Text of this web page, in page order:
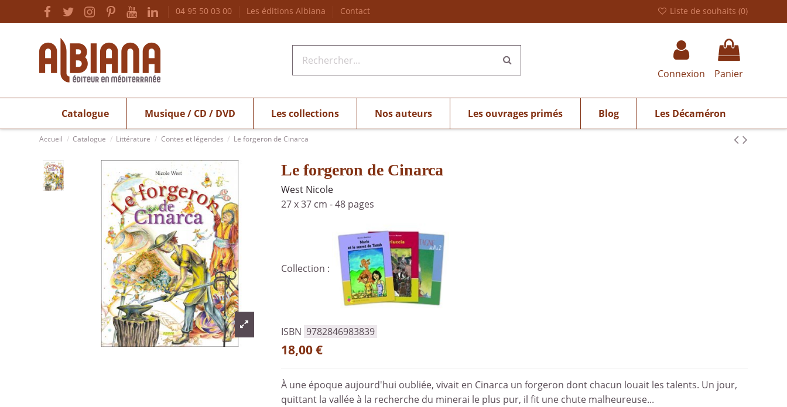
04 95 50 03 00 Les éditions Albiana Contact Liste de souhaits (0)
Connexion Panier
Catalogue Musique / CD / DVD Les collections Nos auteurs Les ouvrages primés Blog Les Décaméron
Accueil Catalogue Littérature Contes et légendes Le forgeron de Cinarca
Le forgeron de Cinarca
West Nicole
27 x 37 cm -48 pages
Collection :
ISBN 9782846983839
18,00 €
À une époque aujourd'hui oubliée, vivait en Cinarca un forgeron dont chacun louait les talents. Un jour,
quittant la vallée à la recherche du minerai le plus pur, il fit une chute malheureuse...